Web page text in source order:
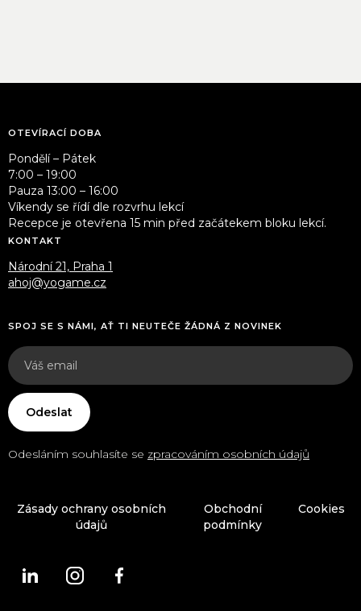
OTEVÍRACÍ DOBA
Pondělí – Pátek
7:00 – 19:00
Pauza 13:00 – 16:00
Víkendy se řídí dle rozvrhu lekcí
Recepce je otevřena 15 min před začátekem bloku lekcí.
KONTAKT
Národní 21, Praha 1
ahoj@yogame.cz
SPOJ SE S NÁMI, AŤ TI NEUTEČE ŽÁDNÁ Z NOVINEK
Odesláním souhlasíte se zpracováním osobních údajů
Zásady ochrany osobních
údajů
Obchodní
podmínky
Cookies